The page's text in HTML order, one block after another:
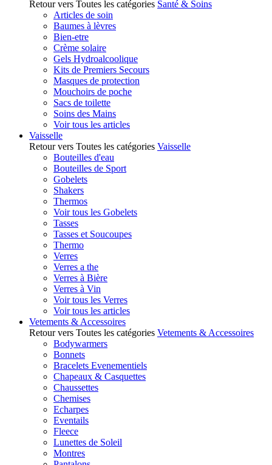
Retour vers Toutes les catégories Santé & Soins
Articles de soin
Baumes à lèvres
Bien-etre
Crème solaire
Gels Hydroalcoolique
Kits de Premiers Secours
Masques de protection
Mouchoirs de poche
Sacs de toilette
Soins des Mains
Voir tous les articles
Vaisselle
Retour vers Toutes les catégories Vaisselle
Bouteilles d'eau
Bouteilles de Sport
Gobelets
Shakers
Thermos
Voir tous les Gobelets
Tasses
Tasses et Soucoupes
Thermo
Verres
Verres a the
Verres à Bière
Verres à Vin
Voir tous les Verres
Voir tous les articles
Vetements & Accessoires
Retour vers Toutes les catégories Vetements & Accessoires
Bodywarmers
Bonnets
Bracelets Evenementiels
Chapeaux & Casquettes
Chaussettes
Chemises
Echarpes
Eventails
Fleece
Lunettes de Soleil
Montres